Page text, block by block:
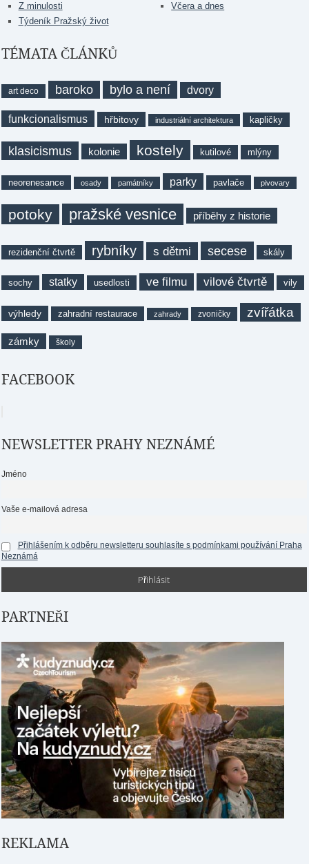
Z minulosti
Týdeník Pražský život
Včera a dnes
TÉMATA ČLÁNKŮ
art deco baroko bylo a není dvory
funkcionalismus hřbitovy industriální architektura kapličky
klasicismus kolonie kostely kutilové mlýny
neorenesance osady památníky parky pavlače pivovary
potoky pražské vesnice příběhy z historie
rezidenční čtvrtě rybníky s dětmi secese skály
sochy statky usedlosti ve filmu vilové čtvrtě vily
výhledy zahradní restaurace zahrady zvoničky zvířátka
zámky školy
FACEBOOK
NEWSLETTER PRAHY NEZNÁMÉ
Jméno
Vaše e-mailová adresa
Přihlášením k odběru newsletteru souhlasíte s podmínkami používání Praha
Neznámá
PARTNEŘI
REKLAMA